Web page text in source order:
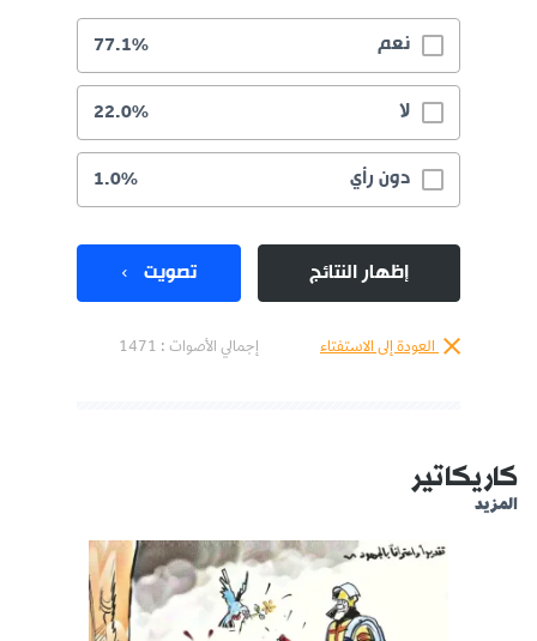
نعم 77.1%
لا 22.0%
دون رأي 1.0%
إظهار النتائج تصويت
العودة إلى الاستفتاء إجمالي الأصوات : 1471
كاريكاتير
المزيد